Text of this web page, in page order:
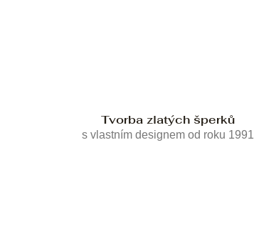
Tvorba zlatých šperků
s vlastním designem od roku 1991